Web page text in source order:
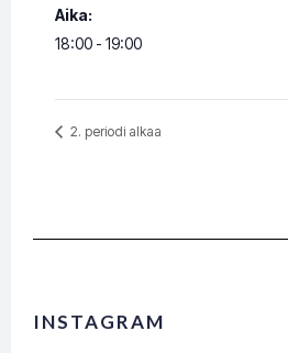
Aika:
18:00 - 19:00
2. periodi alkaa
INSTAGRAM